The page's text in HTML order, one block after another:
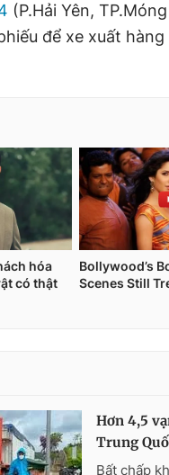
(P.Hải Yên,
để xe xuất
Hơn 4,5
Trung
Bất chấp